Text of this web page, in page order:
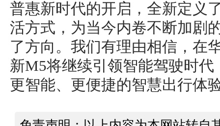
普惠新时代的开启，全新定义
活方式，为当今内卷不断加剧
了方向。我们有理由相信，在
新M5将继续引领智能驾驶时
更智能、更便捷的智慧出行体